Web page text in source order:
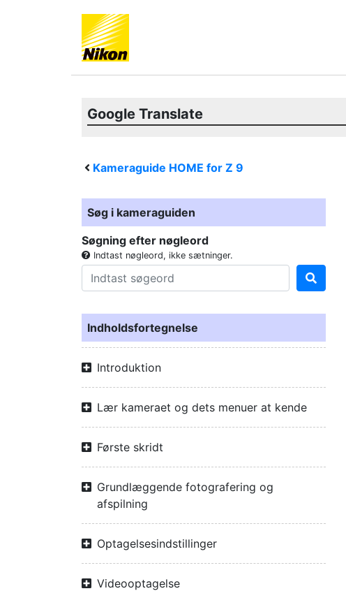
Google Translate
Kameraguide HOME for Z 9
Søg i kameraguiden
Søgning efter nøgleord
Indtast nøgleord, ikke sætninger.
Indholdsfortegnelse
Introduktion
Lær kameraet og dets menuer at kende
Første skridt
Grundlæggende fotografering og
afspilning
Optagelsesindstillinger
Videooptagelse